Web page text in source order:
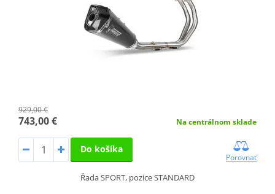
929,00 €
743,00 € Na centrálnom sklade
Do košíka
Porovnať
Řada SPORT, pozice STANDARD